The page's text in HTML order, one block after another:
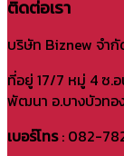
ติดต่อเรา
บริษัท Biznew จำ
ที่อยู่ 17/7 หมู่ 4 ซ.
พัฒนา อ.บางบัวทอง
เบอร์โทร: 082-